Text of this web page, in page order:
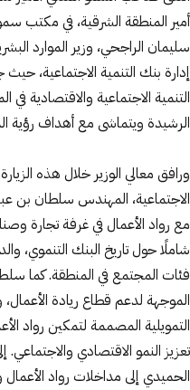
أمير المنطقة الشرقية، في مكتب
سليمان الراجحي، وزير الموارد
إدارة بنك التنمية الاجتماعية،
التنمية الاجتماعية والاقتصادية
الرشيدة ويتماشى مع أهداف رؤية
ورافق معالي الوزير خلال هذه
الاجتماعية، المهندس سلطان بن
مع رواد الأعمال في غرفة تجارة
شاملًا حول تاريخ البنك التنموي،
فئات المجتمع في المنطقة. كما
الموجهة لدعم قطاع ريادة
التمويلية المصممة لتمكين رواد
تعزيز النمو الاقتصادي
الحميدي إلى مداخلات رواد